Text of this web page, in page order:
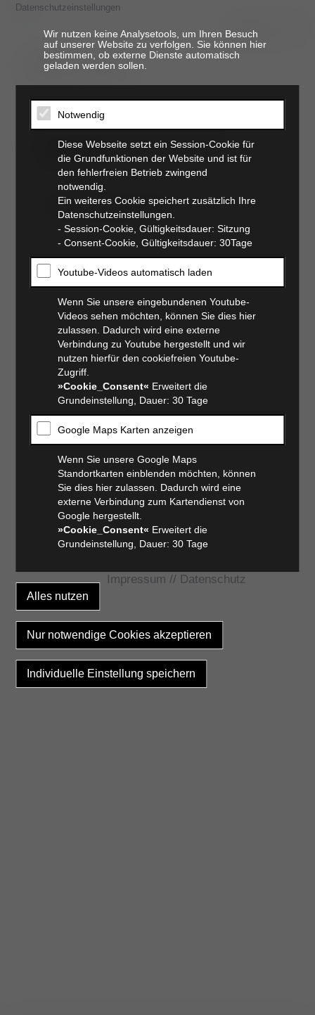
Datenschutzeinstellungen
Wir nutzen keine Analysetools, um Ihren Besuch
auf unserer Website zu verfolgen. Sie können hier
bestimmen, ob externe Dienste automatisch
geladen werden sollen.
Notwendig
Diese Webseite setzt ein Session-Cookie für
die Grundfunktionen der Website und ist für
den fehlerfreien Betrieb zwingend
notwendig.
Ein weiteres Cookie speichert zusätzlich Ihre
Datenschutzeinstellungen.
- Session-Cookie, Gültigkeitsdauer: Sitzung
- Consent-Cookie, Gültigkeitsdauer: 30Tage
Youtube-Videos automatisch laden
Wenn Sie unsere eingebundenen Youtube-
Videos sehen möchten, können Sie dies hier
zulassen. Dadurch wird eine externe
Verbindung zu Youtube hergestellt und wir
nutzen hierfür den cookiefreien Youtube-
Zugriff.
»Cookie_Consent« Erweitert die
Grundeinstellung, Dauer: 30 Tage
Google Maps Karten anzeigen
Wenn Sie unsere Google Maps
Standortkarten einblenden möchten, können
Sie dies hier zulassen. Dadurch wird eine
externe Verbindung zum Kartendienst von
Google hergestellt.
»Cookie_Consent« Erweitert die
Grundeinstellung, Dauer: 30 Tage
Impressum // Datenschutz
t. 06821 17 94 94
Wir haben Ihnen eine E-Mail
geschickt.
Sie enthält einen Link, mit dem Sie ein neues
Passwort vergeben können.